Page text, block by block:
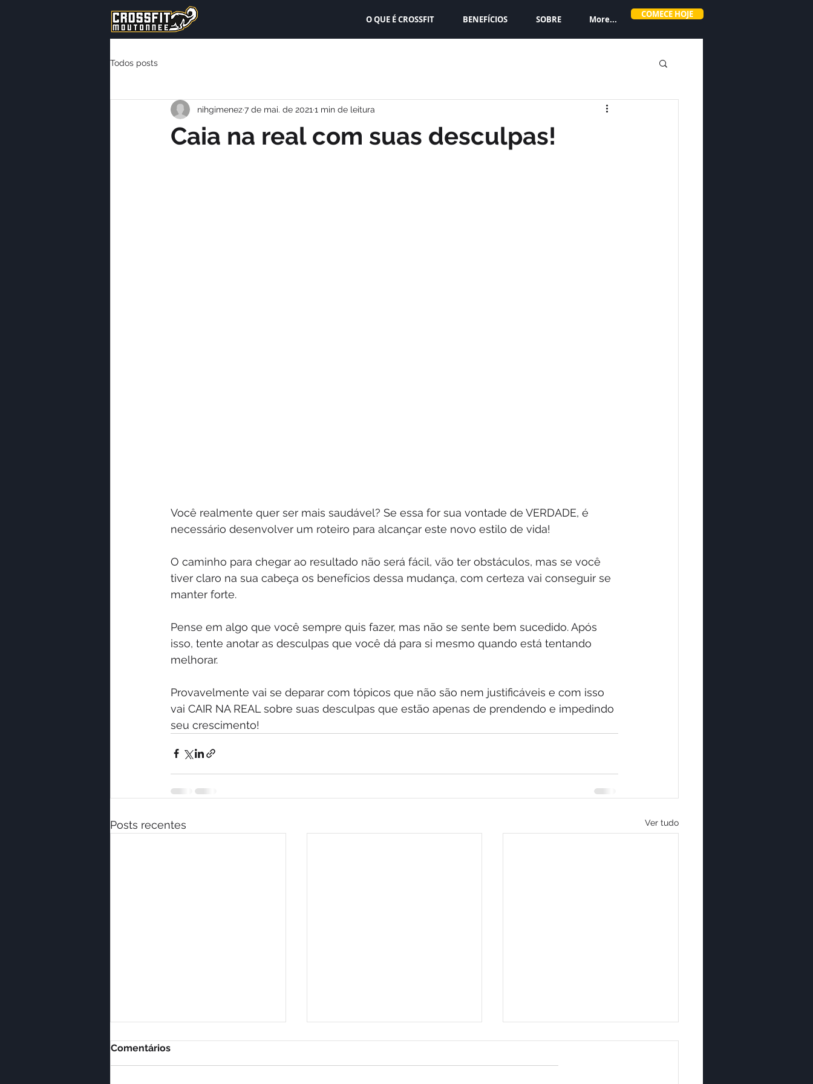
O QUE É CROSSFIT BENEFÍCIOS SOBRE More... COMECE HOJE
Todos posts
Caia na real com suas desculpas!
nihgimenez7 de mai. de 2021 1 min de leitura
Você realmente quer ser mais saudável? Se essa for sua vontade de VERDADE, é
necessário desenvolver um roteiro para alcançar este novo estilo de vida!
O caminho para chegar ao resultado não será fácil, vão ter obstáculos, mas se você
tiver claro na sua cabeça os benefícios dessa mudança, com certeza vai conseguir se
manter forte.
Pense em algo que você sempre quis fazer, mas não se sente bem sucedido. Após
isso, tente anotar as desculpas que você dá para si mesmo quando está tentando
melhorar.
Provavelmente vai se deparar com tópicos que não são nem justificáveis e com isso
vai CAIR NA REAL sobre suas desculpas que estão apenas de prendendo e impedindo
seu crescimento!
Posts recentes Ver tudo
Comentários